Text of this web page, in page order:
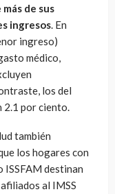
de sus
ingresos. En
ingreso)
médico,
los del
2.1 por ciento.
también
los hogares con
ISSFAM destinan
al IMSS